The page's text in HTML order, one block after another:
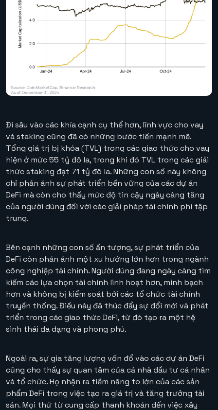
Đi sâu vào các khía cạnh cụ thể hơn, lĩnh vực cho vay
và staking cũng đã có những bước tiến mạnh mẽ.
Tổng giá trị bị khóa (TVL) trong các giao thức cho vay
hiện ở mức 55 tỷ đô la, trong khi đó TVL trong các giải
thức staking đạt 71 tỷ đô la. Những con số này không
chỉ phản ánh sự phát triển bền vững của các dự án
DeFi mà còn cho thấy mức độ tin cậy ngày càng tăng
của người dùng đối với các giải pháp tài chính phi tập
trung.
Bên cạnh những con số ấn tượng, sự phát triển của
DeFi còn phản ánh một xu hướng lớn hơn trong ngành
công nghiệp tài chính. Người dùng đang ngày càng tìm
kiếm các lựa chọn tài chính linh hoạt hơn, minh bạch
hơn và không bị kiểm soát bởi các tổ chức tài chính
truyền thống. Điều này đã thúc đẩy sự đổi mới và phát
triển trong các giao thức DeFi, từ đó tạo ra một hệ
sinh thái đa dạng và phong phú.
Ngoài ra, sự gia tăng lượng vốn đổ vào các dự án DeFi
cũng cho thấy sự quan tâm của cả nhà đầu tư cá nhân
và tổ chức. Họ nhận ra tiềm năng to lớn của các sản
phẩm DeFi trong việc tạo ra giá trị và tăng trưởng tài
sản. Mọi thứ từ cung cấp thanh khoản đến việc xây